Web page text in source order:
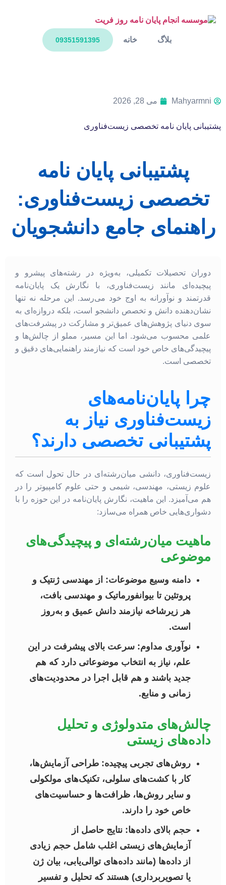
خانه بلاگ 09351591395
Mahyarmni می 28, 2026
پشتیبانی پایان نامه تخصصی زیست‌فناوری
پشتیبانی پایان نامه
تخصصی زیست‌فناوری:
راهنمای جامع دانشجویان
دوران تحصیلات تکمیلی، به‌ویژه در رشته‌های پیشرو و
پیچیده‌ای مانند زیست‌فناوری، با نگارش یک پایان‌نامه
قدرتمند و نوآورانه به اوج خود می‌رسد. این مرحله نه تنها
نشان‌دهنده دانش و تخصص دانشجو است، بلکه دروازه‌ای به
سوی دنیای پژوهش‌های عمیق‌تر و مشارکت در پیشرفت‌های
علمی محسوب می‌شود. اما این مسیر، مملو از چالش‌ها و
پیچیدگی‌های خاص خود است که نیازمند راهنمایی‌های دقیق و
تخصصی است.
چرا پایان‌نامه‌های
زیست‌فناوری نیاز به
پشتیبانی تخصصی دارند؟
زیست‌فناوری، دانشی میان‌رشته‌ای در حال تحول است که
علوم زیستی، مهندسی، شیمی و حتی علوم کامپیوتر را در
هم می‌آمیزد. این ماهیت، نگارش پایان‌نامه در این حوزه را با
دشواری‌هایی خاص همراه می‌سازد:
ماهیت میان‌رشته‌ای و پیچیدگی‌های
موضوعی
دامنه وسیع موضوعات: از مهندسی ژنتیک و
پروتئین تا بیوانفورماتیک و مهندسی بافت،
هر زیرشاخه نیازمند دانش عمیق و به‌روز
است.
نوآوری مداوم: سرعت بالای پیشرفت در این
علم، نیاز به انتخاب موضوعاتی دارد که هم
جدید باشند و هم قابل اجرا در محدودیت‌های
زمانی و منابع.
چالش‌های متدولوژی و تحلیل
داده‌های زیستی
روش‌های تجربی پیچیده: طراحی آزمایش‌ها،
کار با کشت‌های سلولی، تکنیک‌های مولکولی
و سایر روش‌ها، ظرافت‌ها و حساسیت‌های
خاص خود را دارند.
حجم بالای داده‌ها: نتایج حاصل از
آزمایش‌های زیستی اغلب شامل حجم زیادی
از داده‌ها (مانند داده‌های توالی‌یابی، بیان ژن
یا تصویربرداری) هستند که تحلیل و تفسیر